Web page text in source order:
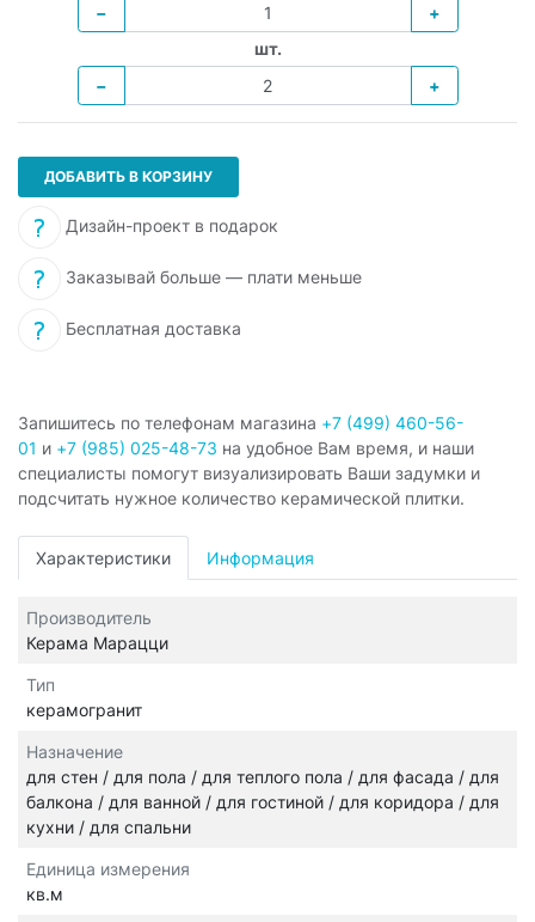
−
+
шт.
−
+
ДОБАВИТЬ В КОРЗИНУ
Дизайн-проект в подарок
Заказывай больше — плати меньше
Бесплатная доставка
Запишитесь по телефонам магазина +7 (499) 460-56-
01 и +7 (985) 025-48-73 на удобное Вам время, и наши
специалисты помогут визуализировать Ваши задумки и
подсчитать нужное количество керамической плитки.
Характеристики Информация
Производитель
Керама Марацци
Тип
керамогранит
Назначение
для стен / для пола / для теплого пола / для фасада / для
балкона / для ванной / для гостиной / для коридора / для
кухни / для спальни
Единица измерения
кв.м